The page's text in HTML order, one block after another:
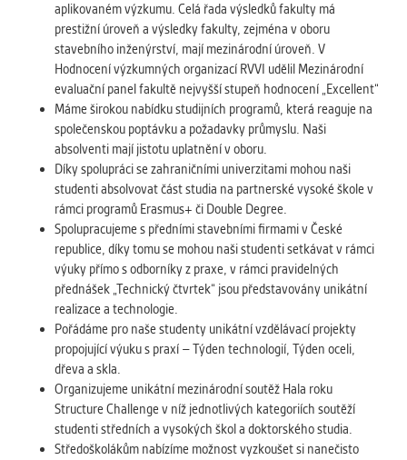
Využívané za účelem zobrazení
správných nabídek a cílení obsahu podle
Vašich preferencí. Zpravidla jde o
cookies systémů třetích stran, které nám
s analýzou uživatelského chování
pomáhají.
OSTATNÍ
Cookies, které aplikace nedokáže zařadit.
Naším cílem je, aby tato kategorie
zůstala prázdná a všechny cookies byly
přiřazeny do některé z kategorií
uvedených výše.
aplikovaném výzkumu. Celá řada výsledků fakulty má
prestižní úroveň a výsledky fakulty, zejména v oboru
stavebního inženýrství, mají mezinárodní úroveň. V
Hodnocení výzkumných organizací RVVI udělil Mezinárodní
evaluační panel fakultě nejvyšší stupeň hodnocení „Excellent“
Máme širokou nabídku studijních programů, která reaguje na
společenskou poptávku a požadavky průmyslu. Naši
absolventi mají jistotu uplatnění v oboru.
Díky spolupráci se zahraničními univerzitami mohou naši
studenti absolvovat část studia na partnerské vysoké škole v
rámci programů Erasmus+ či Double Degree.
Spolupracujeme s předními stavebními firmami v České
republice, díky tomu se mohou naši studenti setkávat v rámci
výuky přímo s odborníky z praxe, v rámci pravidelných
přednášek „Technický čtvrtek“ jsou představovány unikátní
realizace a technologie.
Pořádáme pro naše studenty unikátní vzdělávací projekty
propojující výuku s praxí – Týden technologií, Týden oceli,
dřeva a skla.
Organizujeme unikátní mezinárodní soutěž Hala roku
Structure Challenge v níž jednotlivých kategoriích soutěží
studenti středních a vysokých škol a doktorského studia.
Středoškolákům nabízíme možnost vyzkoušet si nanečisto